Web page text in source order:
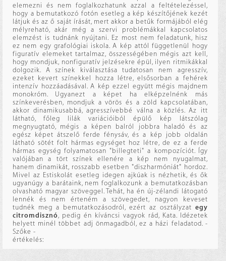
elemezni és nem foglalkozhatunk azzal a feltételezéssel,
hogy a bemutatkozó fotón esetleg a kép készítőjének kezét
látjuk és az ő saját írását, mert akkor a betűk formájából elég
mélyreható, akár még a szervi problémákkal kapcsolatos
elemzést is tudnánk nyújtani. Ez most nem feladatunk, hisz
ez nem egy grafológiai iskola. A kép attól függetlenül hogy
figuratív elemeket tartalmaz, összességében mégis azt kell,
hogy mondjuk, nonfiguratív jelzésekre épül, ilyen ritmikákkal
dolgozik. A színek kiválasztása tudatosan nem agresszív,
ezeket kevert színekkel hozza létre, elsősorban a fehérek
intenzív hozzáadásával. A kép ezzel együtt mégis majdnem
monokróm. Ugyanezt a képet ha elképzelnénk más
színkeverésben, mondjuk a vörös és a zöld kapcsolatában,
akkor dinamikusabbá, agresszívebbé válna a közlés. Az itt
látható, főleg lilák variációiból épülő kép látszólag
megnyugtató, mégis a képen balról jobbra haladó és az
egész képet átszelő ferde fénysáv, és a kép jobb oldalán
látható sötét folt hármas egységet hoz létre, de ez a ferde
hármas egység folyamatosan "billegteti" a kompozíciót. Így
valójában a tört színek ellenére a kép nem nyugalmat,
hanem dinamikát, rosszabb esetben "diszharmóniát" hordoz.
Mivel az Estiskolát esetleg idegen ajkúak is nézhetik, és ők
ugyanúgy a barátaink, nem foglalkozunk a bemutatkozásban
olvasható magyar szöveggel. Tehát, ha én új-zélandi látogató
lennék és nem érteném a szövegedet, nagyon keveset
tudnék meg a bemutatkozásodról, ezért az osztályzat egy
citromdisznó, pedig én kíváncsi vagyok rád, Kata. Idézetek
helyett minél többet adj önmagadból, ez a házi feladatod. -
Szőke -
értékelés: